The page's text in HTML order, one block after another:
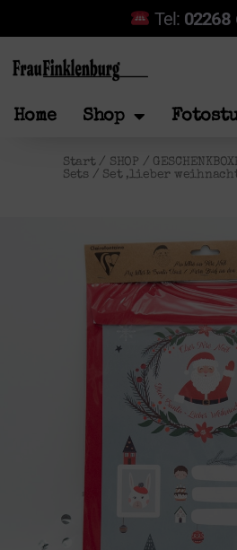
Tel: 02268
Home Shop
Start/ SHOP /
Sets/ Set ‚lieber